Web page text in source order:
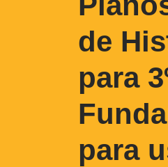
de
para
para